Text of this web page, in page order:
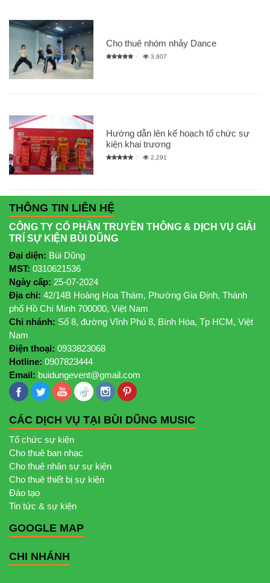
Cho thuê nhóm nhảy Dance
3,807
Hướng dẫn lên kế hoạch tổ chức sự
kiện khai trương
2,291
THÔNG TIN LIÊN HỆ
CÔNG TY CỔ PHẦN TRUYỀN THÔNG & DỊCH VỤ GIẢI
TRÍ SỰ KIỆN BÙI DŨNG
Đại diện: Bùi Dũng
MST: 0310621536
Ngày cấp: 25-07-2024
Địa chỉ: 42/14B Hoàng Hoa Thám, Phường Gia Định, Thành
phố Hồ Chí Minh 700000, Việt Nam
Chi nhánh: Số 8, đường Vĩnh Phú 8, Bình Hòa, Tp HCM, Việt
Nam
Điện thoại: 0933823068
Hotline: 0907823444
Email: buidungevent@gmail.com
CÁC DỊCH VỤ TẠI BÙI DŨNG MUSIC
Tổ chức sự kiện
Cho thuê ban nhạc
Cho thuê nhân sự sự kiện
Cho thuê thiết bị sự kiện
Đào tạo
Tin tức & sự kiện
GOOGLE MAP
CHI NHÁNH